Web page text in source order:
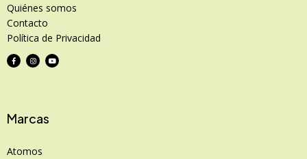
Quiénes somos
Contacto
Política de Privacidad
Marcas
Atomos